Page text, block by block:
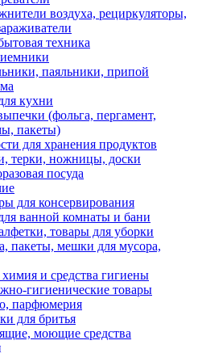
воздуха, рециркуляторы,
техника
паяльники, припой
кухни
(фольга, пергамент,
пакеты)
для хранения продуктов
терки, ножницы, доски
посуда
для консервирования
ванной комнаты и бани
товары для уборки
пакеты, мешки для мусора,
и средства гигиены
гигиенические товары
парфюмерия
для бритья
моющие средства